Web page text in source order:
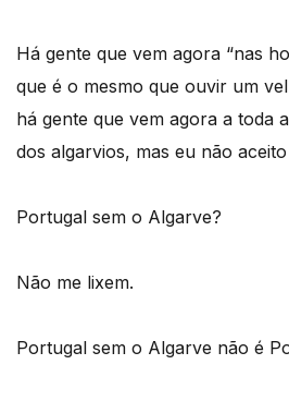
Há gente que vem agora “nas
que é o mesmo que ouvir um
há gente que vem agora a toda
dos algarvios, mas eu não aceito
Portugal sem o Algarve?
Não me lixem.
Portugal sem o Algarve não é